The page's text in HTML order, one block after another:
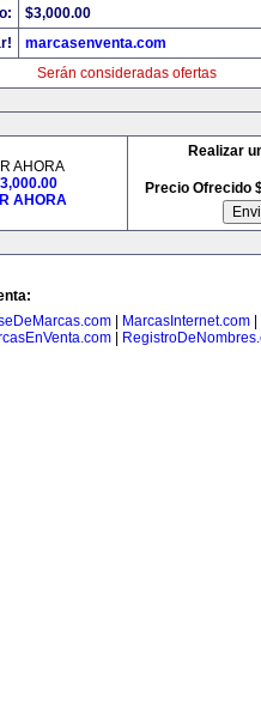
$3,000.00
marcasenventa.com
Serán consideradas ofertas
AHORA
3,000.00
AHORA
Realizar
Precio Ofrecido
MarcasInternet.com
|